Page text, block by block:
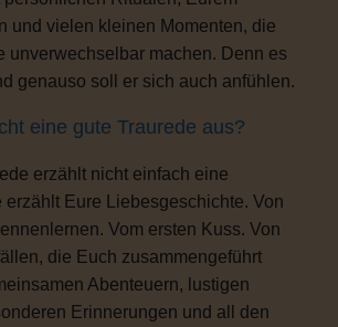
und vielen kleinen Momenten, die
unverwechselbar machen. Denn es
genauso soll er sich auch anfühlen.
eine gute Traurede aus?
erzählt nicht einfach eine
erzählt Eure Liebesgeschichte. Von
Vom ersten Kuss. Von
die Euch zusammengeführt
Abenteuern, lustigen
Erinnerungen und all den